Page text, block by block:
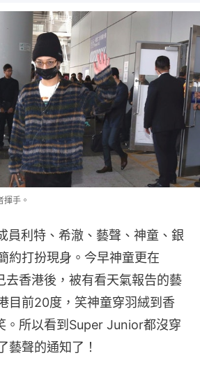
手。
員利特、希澈、藝聲、神童、銀
約打扮現身。今早神童更在
香港後，被有看天氣報告的藝
目前20度，笑神童穿羽絨到香
。所以看到Super Junior都沒穿
藝聲的通知了！